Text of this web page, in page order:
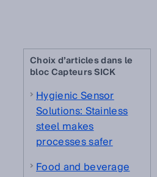
Choix d’articles dans le
bloc Capteurs SICK
Hygienic Sensor
Solutions: Stainless
steel makes
processes safer
Food and beverage